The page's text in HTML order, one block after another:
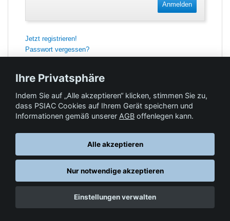
Anmelden
Jetzt registrieren!
Passwort vergessen?
Feedback
© Springer-Verlag GmbH. Part of Springer Nature •Datenschutz,AGB,
Ihre Privatsphäre
Indem Sie auf „Alle akzeptieren“ klicken, stimmen Sie zu,
dass PSIAC Cookies auf Ihrem Gerät speichern und
Informationen gemäß unserer AGB offenlegen kann.
Alle akzeptieren
Nur notwendige akzeptieren
Einstellungen verwalten